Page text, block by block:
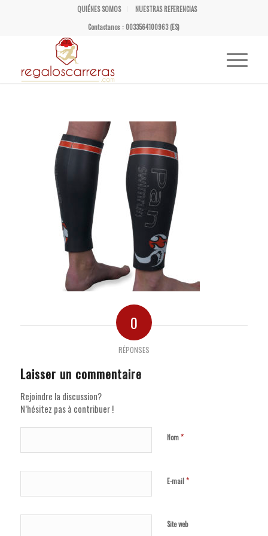
QUIÉNES SOMOS
NUESTRAS REFERENCIAS
Contactanos : 0033564100963 (ES)
0
RÉPONSES
Laisser un commentaire
Rejoindre la discussion?
N’hésitez pas à contribuer !
Nom*
E-mail*
Site web